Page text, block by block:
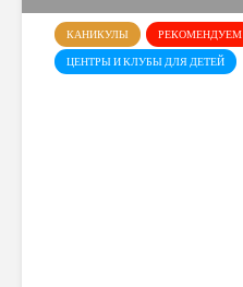
КАНИКУЛЫ
РЕКОМЕНДУЕМ
ЦЕНТРЫ И КЛУБЫ ДЛЯ ДЕТЕЙ